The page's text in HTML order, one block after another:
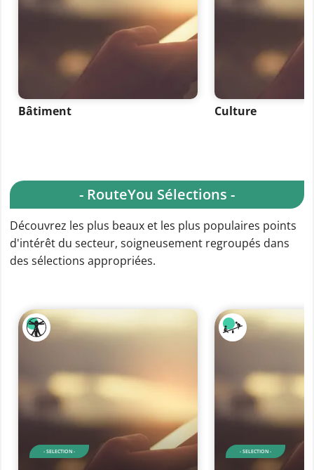
Bâtiment Culture
- RouteYou Sélections -
Découvrez les plus beaux et les plus populaires points
d'intérêt du secteur, soigneusement regroupés dans
des sélections appropriées.
- SELECTION - - SELECTION -